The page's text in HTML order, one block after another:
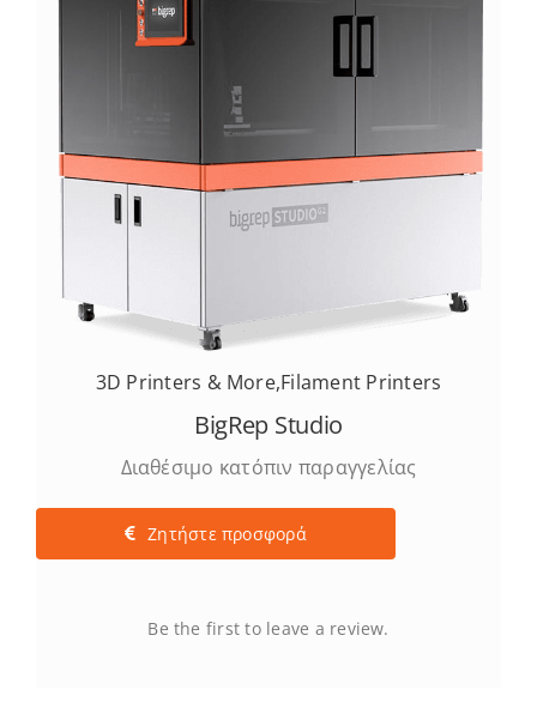
3D Printers & More,Filament Printers
BigRep Studio
Διαθέσιμο κατόπιν παραγγελίας
Ζητήστε προσφορά
Be the first to leave a review.